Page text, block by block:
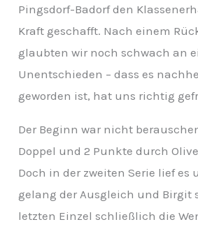
Pingsdorf-Badorf den
Kraft geschafft. Nach einem
glaubten wir noch schwach an
Unentschieden – dass es
geworden ist, hat uns richtig
Der Beginn war nicht
Doppel und 2 Punkte durch
Doch in der zweiten Serie lief es
gelang der Ausgleich und Birgit
letzten Einzel schließlich die
v